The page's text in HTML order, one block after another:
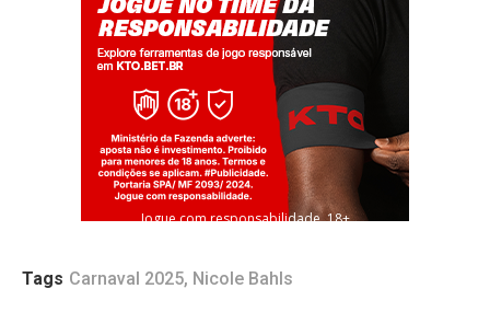
Jogue com responsabilidade. 18+
Tags Carnaval 2025, Nicole Bahls